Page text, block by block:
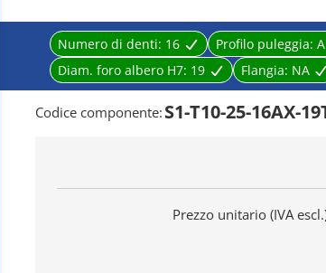
Numero di denti: 16 Profilo puleggia: A
Diam. foro albero H7: 19 Flangia: NA
Codice componente: S1-T10-25-16AX-
Prezzo unitario (IVA